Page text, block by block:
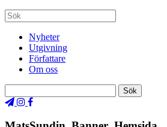
Nyheter
Utgivning
Författare
Om oss